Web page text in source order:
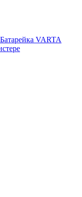
Батарейка VARTA